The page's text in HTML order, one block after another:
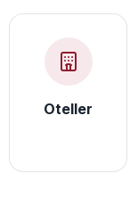
Oteller